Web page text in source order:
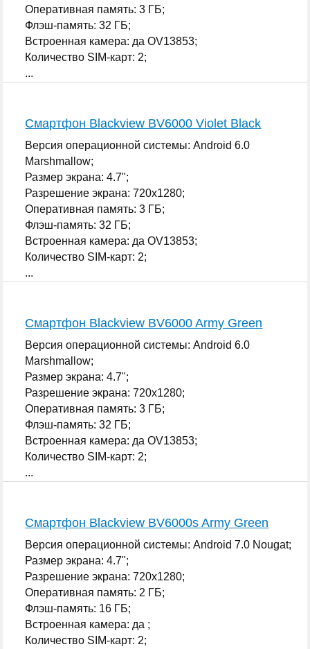
Оперативная память: 3 ГБ;
Флэш-память: 32 ГБ;
Встроенная камера: да OV13853;
Количество SIM-карт: 2;
...
Смартфон Blackview BV6000 Violet Black
Версия операционной системы: Android 6.0
Marshmallow;
Размер экрана: 4.7";
Разрешение экрана: 720x1280;
Оперативная память: 3 ГБ;
Флэш-память: 32 ГБ;
Встроенная камера: да OV13853;
Количество SIM-карт: 2;
...
Смартфон Blackview BV6000 Army Green
Версия операционной системы: Android 6.0
Marshmallow;
Размер экрана: 4.7";
Разрешение экрана: 720x1280;
Оперативная память: 3 ГБ;
Флэш-память: 32 ГБ;
Встроенная камера: да OV13853;
Количество SIM-карт: 2;
...
Смартфон Blackview BV6000s Army Green
Версия операционной системы: Android 7.0 Nougat;
Размер экрана: 4.7";
Разрешение экрана: 720x1280;
Оперативная память: 2 ГБ;
Флэш-память: 16 ГБ;
Встроенная камера: да ;
Количество SIM-карт: 2;